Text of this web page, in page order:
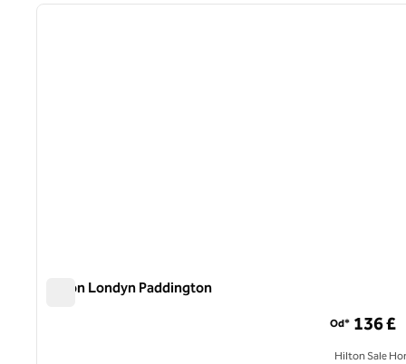
1 z 12
Hilton Londyn Paddington
Od* 136 £
Hilton Sale